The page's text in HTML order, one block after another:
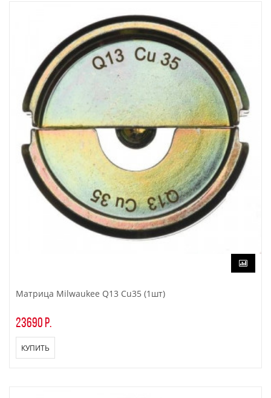
Матрица Milwaukee Q13 Cu35 (1шт)
23690 р.
КУПИТЬ